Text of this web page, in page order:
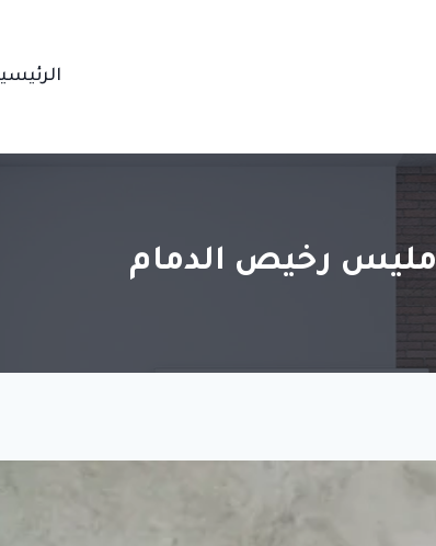
مليس رخيص الدمام